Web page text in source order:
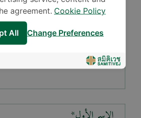
الموقع*
agreement. Cookie Policy
All Change Preferences